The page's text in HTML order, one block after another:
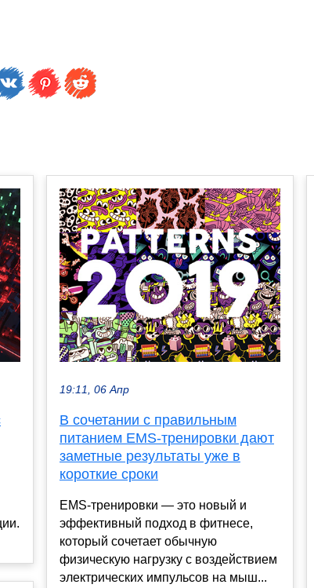
19:11, 06 Апр
В сочетании с правильным
питанием EMS-тренировки дают
заметные результаты уже в
короткие сроки
EMS-тренировки — это новый и
эффективный подход в фитнесе,
который сочетает обычную
физическую нагрузку с воздействием
электрических импульсов на мыш...